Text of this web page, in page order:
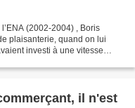
(2002-2004) , Boris
plaisanterie, quand on lui
investi à une vitesse
il n'est